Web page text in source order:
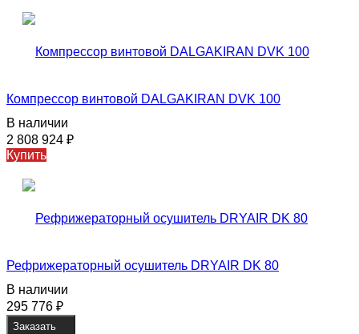
Компрессор винтовой DALGAKIRAN DVK 100
В наличии
2 808 924 ₽
Купить
Рефрижераторный осушитель DRYAIR DK 80
В наличии
295 776 ₽
Заказать